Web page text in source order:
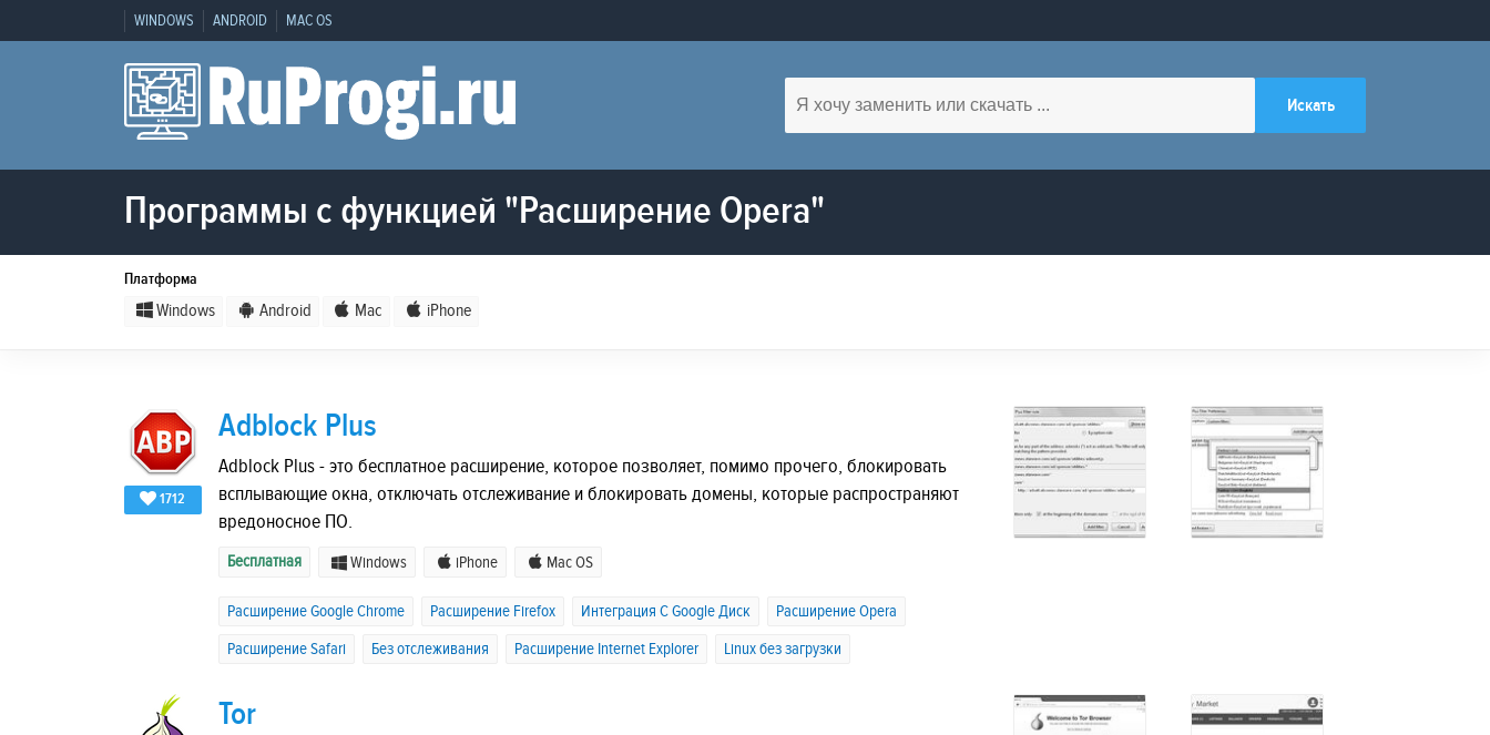
WINDOWS ANDROID MAC OS
Программы с функцией "Расширение Opera"
Платформа
Windows Android Mac iPhone
1712
Adblock Plus
Adblock Plus - это бесплатное расширение, которое позволяет, помимо прочего, блокировать
всплывающие окна, отключать отслеживание и блокировать домены, которые распространяют
вредоносное ПО.
Бесплатная Windows iPhone Mac OS
Расширение Google Chrome Расширение Firefox Интеграция C Google Диск
Расширение Opera
Расширение Safari
Без отслеживания Расширение Internet Explorer Linux без загрузки
Tor